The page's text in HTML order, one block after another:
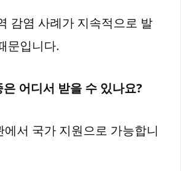
감염 사례가 지속적으로 발
문입니다.
어디서 받을 수 있나요?
에서 국가 지원으로 가능합니